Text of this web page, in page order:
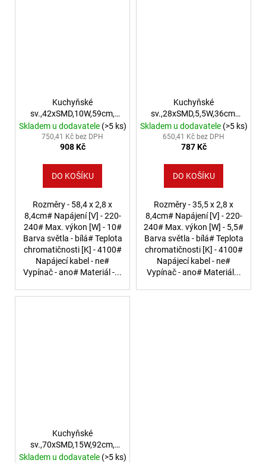
Kuchyňské
sv.,42xSMD,10W,59cm,
stříbrná
Skladem u dodavatele (>5 ks)
750,41 Kč bez DPH
908 Kč
DO KOŠÍKU
Rozměry - 58,4 x 2,8 x
8,4cm# Napájení [V] - 220-
240# Max. výkon [W] - 10#
Barva světla - bílá# Teplota
chromatičnosti [K] - 4100#
Napájecí kabel - ne#
Vypínač - ano# Materiál -...
Kuchyňské
sv.,28xSMD,5,5W,36cm,
stříbrná
Skladem u dodavatele (>5 ks)
650,41 Kč bez DPH
787 Kč
DO KOŠÍKU
Rozměry - 35,5 x 2,8 x
8,4cm# Napájení [V] - 220-
240# Max. výkon [W] - 5,5#
Barva světla - bílá# Teplota
chromatičnosti [K] - 4100#
Napájecí kabel - ne#
Vypínač - ano# Materiál...
Kuchyňské
sv.,70xSMD,15W,92cm,
stříbrná
Skladem u dodavatele (>5 ks)